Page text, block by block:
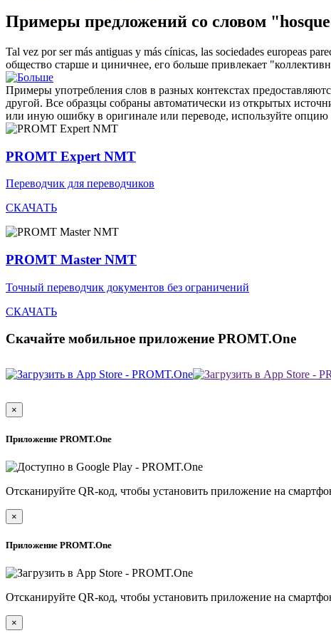
Примеры предложений со словом
Tal vez por ser más antiguas y más cínicas, las sociedades europeas
общество старше и циничнее, его больше привлекает
Примеры употребления слов в разных контекстах
другой. Все образцы собраны автоматически из открытых
или иную ошибку в оригинале или переводе, используйте
PROMT Expert NMT
Переводчик для переводчиков
СКАЧАТЬ
PROMT Master NMT
Точный переводчик документов без ограничений
СКАЧАТЬ
Скачайте мобильное приложение PROMT.One
×
Приложение PROMT.One
Отсканируйте QR-код, чтобы установить приложение на
×
Приложение PROMT.One
Отсканируйте QR-код, чтобы установить приложение на
×